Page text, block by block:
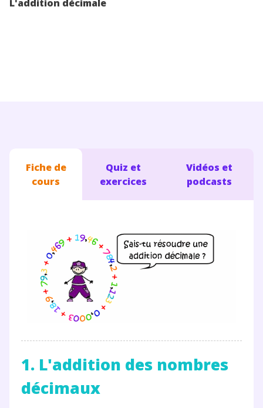
L'addition décimale
Fiche de
cours
Quiz et
exercices
Vidéos et
podcasts
1. L'addition des nombres
décimaux